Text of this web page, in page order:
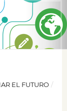
EL FUTURO /